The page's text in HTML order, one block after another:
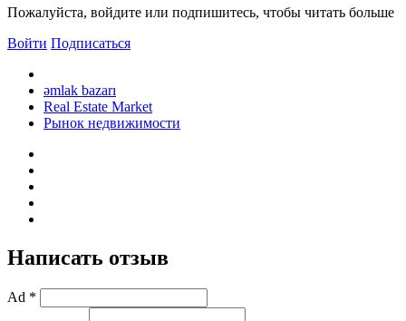
Пожалуйста, войдите или подпишитесь, чтобы читать больше
Войти Подписаться
əmlak bazarı
Real Estate Market
Рынок недвижимости
Написать отзыв
Ad *